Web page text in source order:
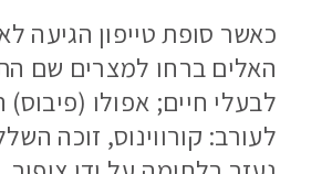
כאשר סופת טייפון הגיעה
האלים ברחו למצרים שם
לבעלי חיים; אפולו
לעורב: קורווינוס, זוכה